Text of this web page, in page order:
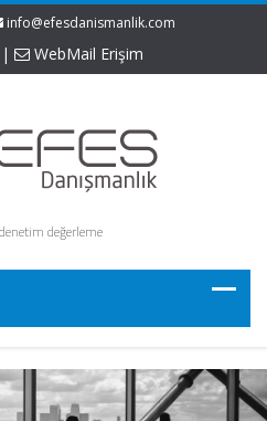
info@efesdanismanlik.com
| WebMail Erişim
değerleme